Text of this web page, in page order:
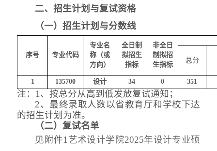
二、招生计划与复试资格
（一）招生计划与分数线
序号 专业代码
专业名
称（或
方向）
全日制
拟招生
指标
非全日
制拟招
生指标
总分
1 135700 设计 34 0 351
注： 1、按总分从高到低发放复试通知；
2、最终录取人数以省教育厅和学校下达
的招生计划为准。
（二）复试名单
见附件1 艺术设计学院2025年设计专业硕